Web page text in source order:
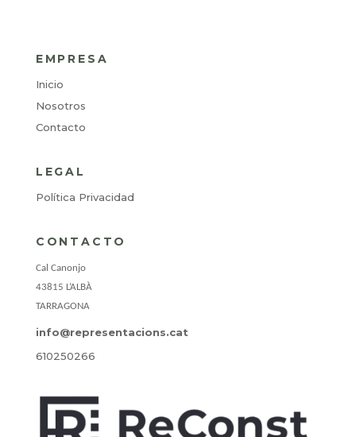
EMPRESA
Inicio
Nosotros
Contacto
LEGAL
Política Privacidad
CONTACTO
Cal Canonjo
43815 L’ALBÀ
TARRAGONA
info@representacions.cat
610250266